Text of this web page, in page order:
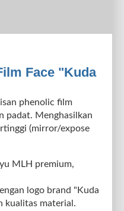
Face "Kuda
phenolic film
padat. Menghasilkan
(mirror/expose
MLH premium,
logo brand "Kuda
kualitas material.